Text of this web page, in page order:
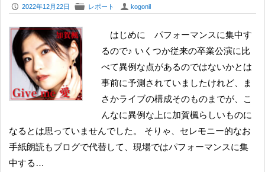
P 2022年12月22日 F レポート U kogonil
はじめに パフォーマンスに集中す
るので♪ いくつか従来の卒業公演に比
べて異例な点があるのではないかとは
事前に予測されていましたけれど、ま
さかライブの構成そのものまでが、こ
んなに異例な上に加賀楓らしいものに
なるとは思っていませんでした。 そりゃ、セレモニー的なお
手紙朗読もブログで代替して、現場ではパフォーマンスに集
中する…